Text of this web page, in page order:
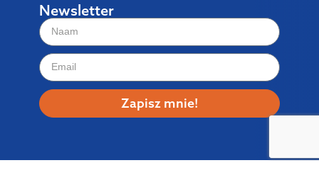
Newsletter
Zapisz mnie!